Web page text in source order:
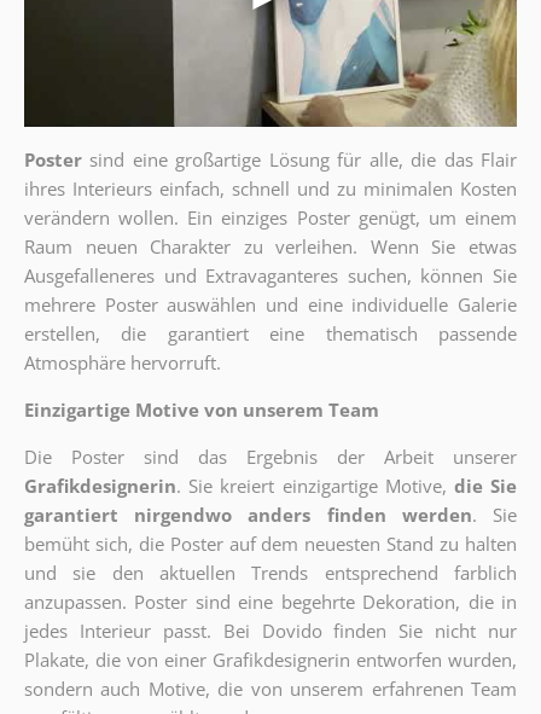
Poster sind eine großartige Lösung für alle, die das Flair
ihres Interieurs einfach, schnell und zu minimalen Kosten
verändern wollen. Ein einziges Poster genügt, um einem
Raum neuen Charakter zu verleihen. Wenn Sie etwas
Ausgefalleneres und Extravaganteres suchen, können Sie
mehrere Poster auswählen und eine individuelle Galerie
erstellen, die garantiert eine thematisch passende
Atmosphäre hervorruft.
Einzigartige Motive von unserem Team
Die Poster sind das Ergebnis der Arbeit unserer
Grafikdesignerin. Sie kreiert einzigartige Motive, die Sie
garantiert nirgendwo anders finden werden. Sie
bemüht sich, die Poster auf dem neuesten Stand zu halten
und sie den aktuellen Trends entsprechend farblich
anzupassen. Poster sind eine begehrte Dekoration, die in
jedes Interieur passt. Bei Dovido finden Sie nicht nur
Plakate, die von einer Grafikdesignerin entworfen wurden,
sondern auch Motive, die von unserem erfahrenen Team